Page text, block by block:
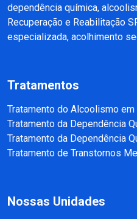
dependência química,
Recuperação e Reabilitação
especializada, acolhimento
Tratamentos
Tratamento do Alcoolismo em
Tratamento da Dependência
Tratamento da Dependência
Tratamento de Transtornos
Nossas Unidades